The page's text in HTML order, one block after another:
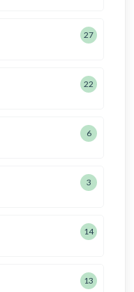
27
22
6
3
14
13